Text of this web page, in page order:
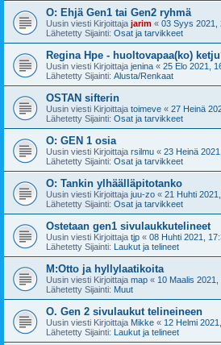
O: Ehjä Gen1 tai Gen2 ryhmä
Uusin viesti Kirjoittaja jarim « 03 Syys 2021,
Lähetetty Sijainti: Osat ja tarvikkeet
Regina Hpe - huoltovapaa(ko)
Uusin viesti Kirjoittaja jenina « 25 Elo 2021,
Lähetetty Sijainti: Alusta/Renkaat
OSTAN sifterin
Uusin viesti Kirjoittaja toimeve « 27 Heinä
Lähetetty Sijainti: Osat ja tarvikkeet
O: GEN 1 osia
Uusin viesti Kirjoittaja rsilmu « 23 Heinä
Lähetetty Sijainti: Osat ja tarvikkeet
O: Tankin ylhäälläpitotanko
Uusin viesti Kirjoittaja juu-zo « 21 Huhti
Lähetetty Sijainti: Osat ja tarvikkeet
Ostetaan gen1 sivulaukkutelineet
Uusin viesti Kirjoittaja tjp « 08 Huhti 2021,
Lähetetty Sijainti: Laukut ja telineet
M:Otto ja hyllylaatikoita
Uusin viesti Kirjoittaja map « 10 Maalis 2021,
Lähetetty Sijainti: Muut
O. Gen 2 sivulaukut telineineen
Uusin viesti Kirjoittaja Mikke « 12 Helmi
Lähetetty Sijainti: Laukut ja telineet